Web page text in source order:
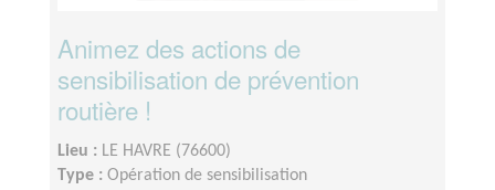
Animez des actions de
sensibilisation de prévention
routière !
Lieu : LE HAVRE (76600)
Type : Opération de sensibilisation